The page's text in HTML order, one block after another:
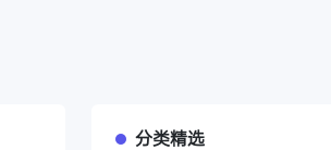
分类精选